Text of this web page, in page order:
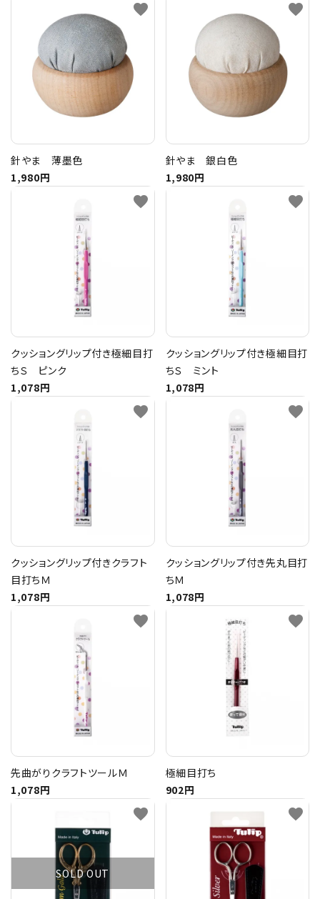
針やま 薄墨色
1,980円
favorite
針やま 銀白色
1,980円
favorite
クッショングリップ付き極細目打
ちＳ ピンク
1,078円
favorite
クッショングリップ付き極細目打
ちＳ ミント
1,078円
favorite
クッショングリップ付きクラフト
目打ちＭ
1,078円
favorite
クッショングリップ付き先丸目打
ちＭ
1,078円
favorite
先曲がりクラフトツールＭ
1,078円
favorite
極細目打ち
902円
favorite
SOLD OUT
favorite favorite